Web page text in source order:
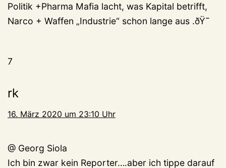
Politik +Pharma Mafia lacht, was Kapital betrifft,
Narco + Waffen „Industrie“ schon lange aus .ðŸ˜
7
rk
16. März 2020 um 23:10 Uhr
@ Georg Siola
Ich bin zwar kein Reporter….aber ich tippe darauf